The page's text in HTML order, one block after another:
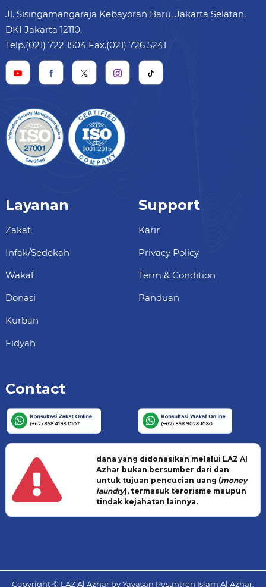
Jl. Sisingamangaraja Kebayoran Baru, Jakarta Selatan,
DKI Jakarta 12110.
Telp.(021) 722 1504 Fax.(021) 726 5241
Layanan
Zakat
Infak/Sedekah
Wakaf
Donasi
Kurban
Fidyah
Support
Karir
Privacy Policy
Term & Condition
Panduan
Contact
dana yang didonasikan melalui LAZ Al
Azhar bukan bersumber dari dan
untuk tujuan pencucian uang (money
laundry), termasuk terorisme maupun
tindak kejahatan lainnya.
Copyright © LAZ Al Azhar by Yayasan Pesantren Islam Al Azhar.